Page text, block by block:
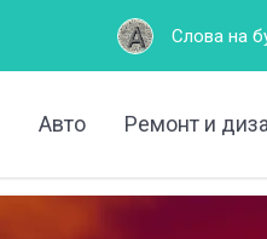
Слова на букву А: Полный
Авто Ремонт и